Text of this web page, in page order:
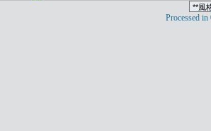
Processed